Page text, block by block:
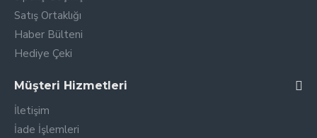
Satış Ortaklığı
Haber Bülteni
Hediye Çeki
Müşteri Hizmetleri
İletişim
İade İşlemleri